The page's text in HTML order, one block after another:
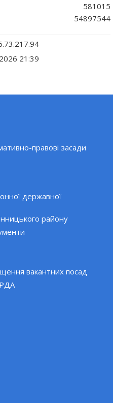
581015
54897544
21:39
правові засади
державної
району
вакантних посад
РДА